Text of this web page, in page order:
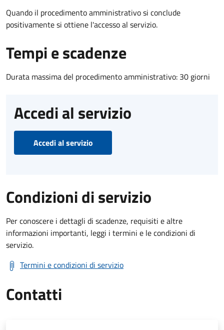
Quando il procedimento amministrativo si conclude
positivamente si ottiene l'accesso al servizio.
Tempi e scadenze
Durata massima del procedimento amministrativo: 30 giorni
Accedi al servizio
Accedi al servizio
Condizioni di servizio
Per conoscere i dettagli di scadenze, requisiti e altre
informazioni importanti, leggi i termini e le condizioni di
servizio.
Termini e condizioni di servizio
Contatti